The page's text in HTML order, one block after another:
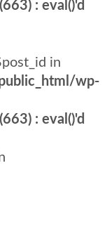
: eval()'d
in
wp-
: eval()'d